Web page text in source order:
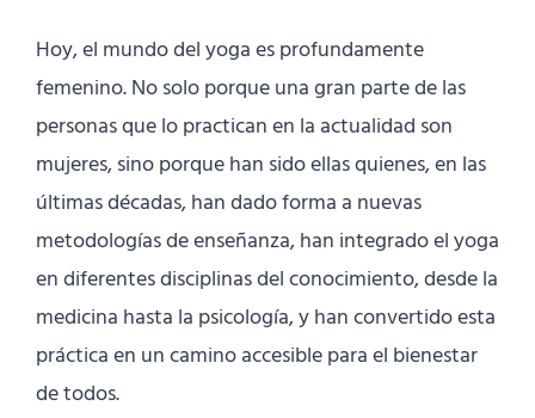
Hoy, el mundo del yoga es profundamente
femenino. No solo porque una gran parte de las
personas que lo practican en la actualidad son
mujeres, sino porque han sido ellas quienes, en las
últimas décadas, han dado forma a nuevas
metodologías de enseñanza, han integrado el yoga
en diferentes disciplinas del conocimiento, desde la
medicina hasta la psicología, y han convertido esta
práctica en un camino accesible para el bienestar
de todos.